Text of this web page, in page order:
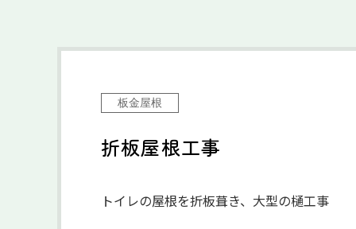
板金屋根
折板屋根工事
トイレの屋根を折板葺き、大型の樋工事